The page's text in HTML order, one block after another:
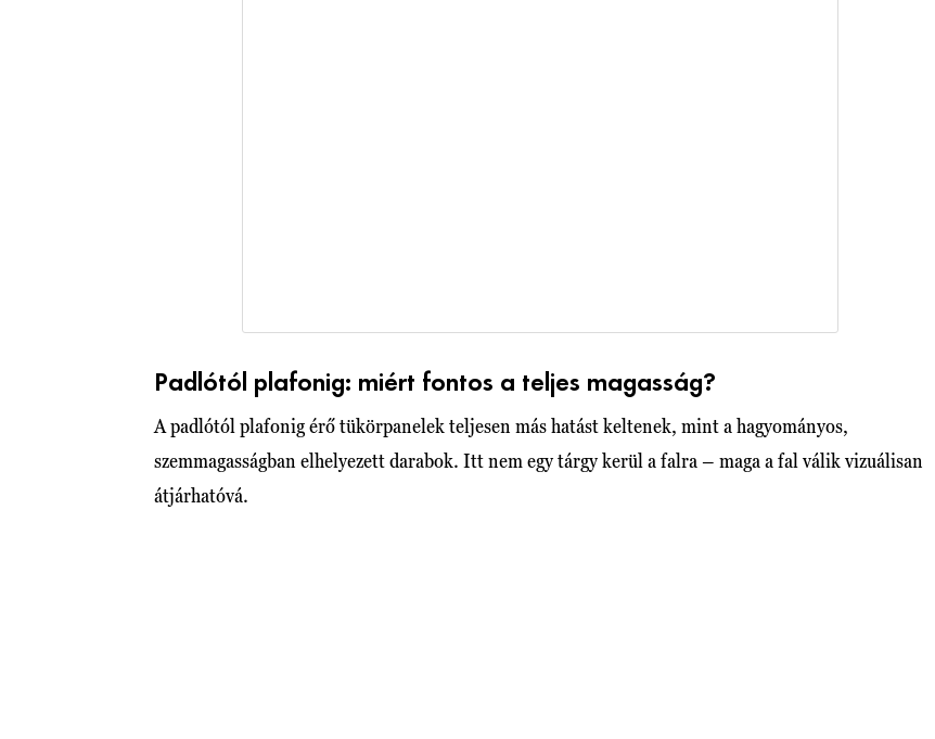
Padlótól plafonig: miért fontos a teljes magasság?
A padlótól plafonig érő tükörpanelek teljesen más hatást keltenek, mint a hagyományos,
szemmagasságban elhelyezett darabok. Itt nem egy tárgy kerül a falra – maga a fal válik vizuálisan
átjárhatóvá.